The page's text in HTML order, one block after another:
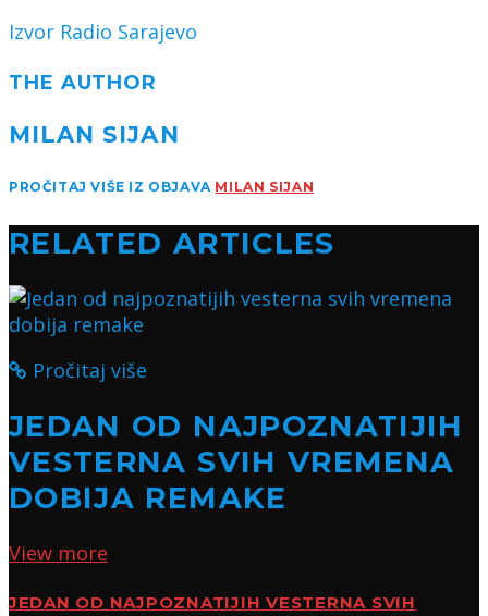
Izvor Radio Sarajevo
THE AUTHOR
MILAN SIJAN
PROČITAJ VIŠE IZ OBJAVA MILAN SIJAN
RELATED ARTICLES
Pročitaj više
JEDAN OD NAJPOZNATIJIH
VESTERNA SVIH VREMENA
DOBIJA REMAKE
View more
JEDAN OD NAJPOZNATIJIH VESTERNA SVIH